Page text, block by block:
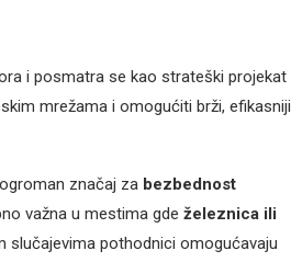
i posmatra se kao strateški projekat
mrežama i omogućiti brži, efikasniji
značaj za bezbednost
važna u mestima gde železnica ili
slučajevima pothodnici omogućavaju